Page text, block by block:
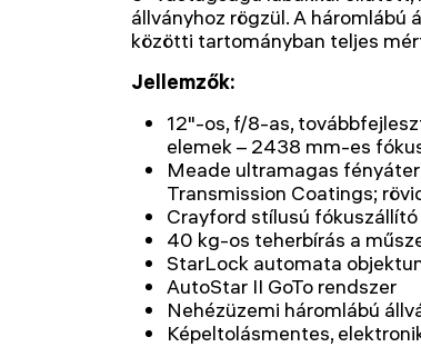
állványhoz rögzül. A háromlábú
közötti tartományban teljes
Jellemzők:
12"-os, f/8-as,
elemek – 2438 mm-es
Meade ultramagas
Transmission Coatings;
Crayford stílusú fókuszállító
40 kg-os teherbírás a
StarLock automata
AutoStar II GoTo rendszer
Nehézüzemi háromlábú
Képeltolásmentes,